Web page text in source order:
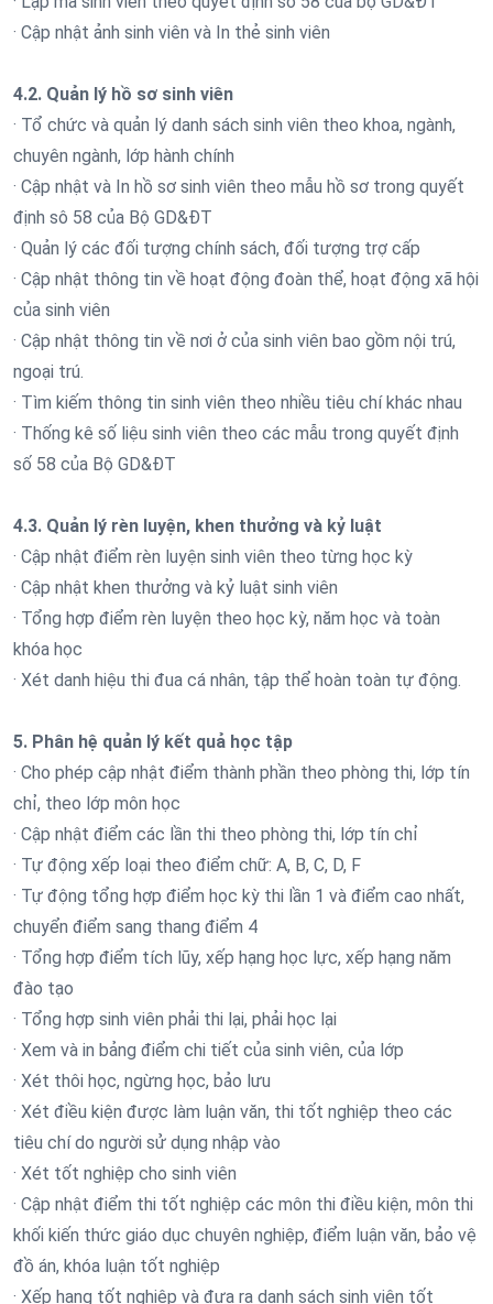
· Cập nhật ảnh sinh viên và In thẻ sinh viên
4.2. Quản lý hồ sơ sinh viên
· Tổ chức và quản lý danh sách sinh viên theo khoa, ngành,
chuyên ngành, lớp hành chính
· Cập nhật và In hồ sơ sinh viên theo mẫu hồ sơ trong quyết
định sô 58 của Bộ GD&ĐT
· Quản lý các đối tượng chính sách, đối tượng trợ cấp
· Cập nhật thông tin về hoạt động đoàn thể, hoạt động xã hội
của sinh viên
· Cập nhật thông tin về nơi ở của sinh viên bao gồm nội trú,
ngoại trú.
· Tìm kiếm thông tin sinh viên theo nhiều tiêu chí khác nhau
· Thống kê số liệu sinh viên theo các mẫu trong quyết định
số 58 của Bộ GD&ĐT
4.3. Quản lý rèn luyện, khen thưởng và kỷ luật
· Cập nhật điểm rèn luyện sinh viên theo từng học kỳ
· Cập nhật khen thưởng và kỷ luật sinh viên
· Tổng hợp điểm rèn luyện theo học kỳ, năm học và toàn
khóa học
· Xét danh hiệu thi đua cá nhân, tập thể hoàn toàn tự động.
5. Phân hệ quản lý kết quả học tập
· Cho phép cập nhật điểm thành phần theo phòng thi, lớp tín
chỉ, theo lớp môn học
· Cập nhật điểm các lần thi theo phòng thi, lớp tín chỉ
· Tự động xếp loại theo điểm chữ: A, B, C, D, F
· Tự động tổng hợp điểm học kỳ thi lần 1 và điểm cao nhất,
chuyển điểm sang thang điểm 4
· Tổng hợp điểm tích lũy, xếp hạng học lực, xếp hạng năm
đào tạo
· Tổng hợp sinh viên phải thi lại, phải học lại
· Xem và in bảng điểm chi tiết của sinh viên, của lớp
· Xét thôi học, ngừng học, bảo lưu
· Xét điều kiện được làm luận văn, thi tốt nghiệp theo các
tiêu chí do người sử dụng nhập vào
· Xét tốt nghiệp cho sinh viên
· Cập nhật điểm thi tốt nghiệp các môn thi điều kiện, môn thi
khối kiến thức giáo dục chuyên nghiệp, điểm luận văn, bảo vệ
đồ án, khóa luận tốt nghiệp
· Xếp hạng tốt nghiệp và đưa ra danh sách sinh viên tốt